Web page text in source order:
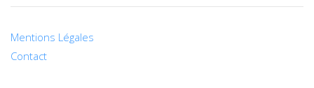
Mentions Légales
Contact